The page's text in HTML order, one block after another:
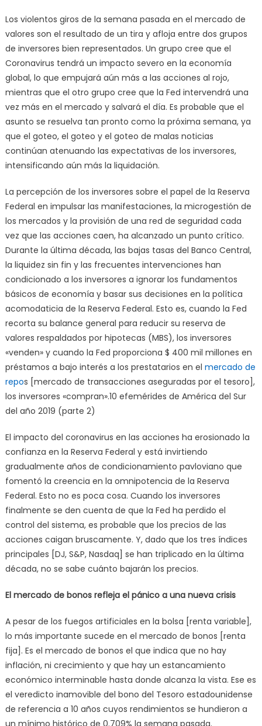
Los violentos giros de la semana pasada en el mercado de
valores son el resultado de un tira y afloja entre dos grupos
de inversores bien representados. Un grupo cree que el
Coronavirus tendrá un impacto severo en la economía
global, lo que empujará aún más a las acciones al rojo,
mientras que el otro grupo cree que la Fed intervendrá una
vez más en el mercado y salvará el día. Es probable que el
asunto se resuelva tan pronto como la próxima semana, ya
que el goteo, el goteo y el goteo de malas noticias
continúan atenuando las expectativas de los inversores,
intensificando aún más la liquidación.
La percepción de los inversores sobre el papel de la Reserva
Federal en impulsar las manifestaciones, la microgestión de
los mercados y la provisión de una red de seguridad cada
vez que las acciones caen, ha alcanzado un punto crítico.
Durante la última década, las bajas tasas del Banco Central,
la liquidez sin fin y las frecuentes intervenciones han
condicionado a los inversores a ignorar los fundamentos
básicos de economía y basar sus decisiones en la política
acomodaticia de la Reserva Federal. Esto es, cuando la Fed
recorta su balance general para reducir su reserva de
valores respaldados por hipotecas (MBS), los inversores
«venden» y cuando la Fed proporciona $ 400 mil millones en
préstamos a bajo interés a los prestatarios en el mercado de
repos [mercado de transacciones aseguradas por el tesoro],
los inversores «compran».10 efemérides de América del Sur
del año 2019 (parte 2)
El impacto del coronavirus en las acciones ha erosionado la
confianza en la Reserva Federal y está invirtiendo
gradualmente años de condicionamiento pavloviano que
fomentó la creencia en la omnipotencia de la Reserva
Federal. Esto no es poca cosa. Cuando los inversores
finalmente se den cuenta de que la Fed ha perdido el
control del sistema, es probable que los precios de las
acciones caigan bruscamente. Y, dado que los tres índices
principales [DJ, S&P, Nasdaq] se han triplicado en la última
década, no se sabe cuánto bajarán los precios.
El mercado de bonos refleja el pánico a una nueva crisis
A pesar de los fuegos artificiales en la bolsa [renta variable],
lo más importante sucede en el mercado de bonos [renta
fija]. Es el mercado de bonos el que indica que no hay
inflación, ni crecimiento y que hay un estancamiento
económico interminable hasta donde alcanza la vista. Ese es
el veredicto inamovible del bono del Tesoro estadounidense
de referencia a 10 años cuyos rendimientos se hundieron a